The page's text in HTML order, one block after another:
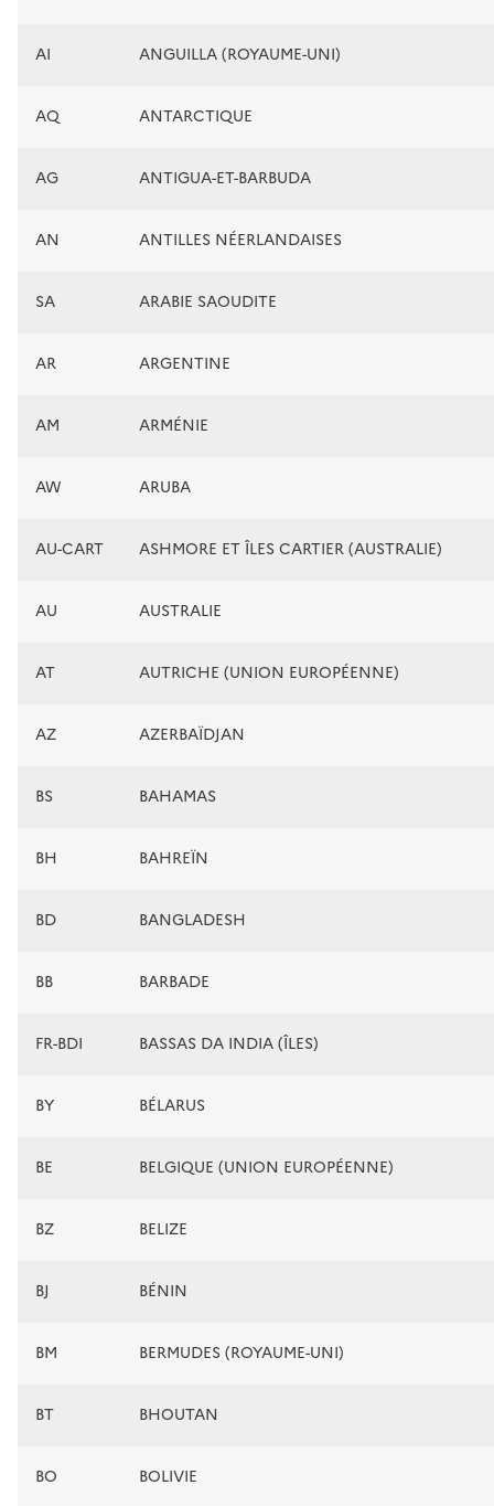
AI ANGUILLA (ROYAUME-UNI)
AQ ANTARCTIQUE
AG ANTIGUA-ET-BARBUDA
AN ANTILLES NÉERLANDAISES
SA ARABIE SAOUDITE
AR ARGENTINE
AM ARMÉNIE
AW ARUBA
AU-CART ASHMORE ET ÎLES CARTIER (AUSTRALIE)
AU AUSTRALIE
AT AUTRICHE (UNION EUROPÉENNE)
AZ AZERBAÏDJAN
BS BAHAMAS
BH BAHREÏN
BD BANGLADESH
BB BARBADE
FR-BDI BASSAS DA INDIA (ÎLES)
BY BÉLARUS
BE BELGIQUE (UNION EUROPÉENNE)
BZ BELIZE
BJ BÉNIN
BM BERMUDES (ROYAUME-UNI)
BT BHOUTAN
BO BOLIVIE